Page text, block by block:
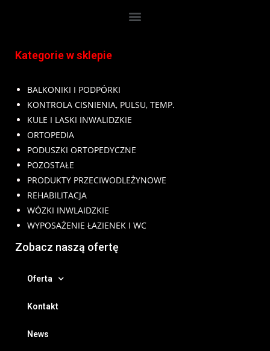
Kategorie w sklepie
BALKONIKI I PODPÓRKI
KONTROLA CISNIENIA, PULSU, TEMP.
KULE I LASKI INWALIDZKIE
ORTOPEDIA
PODUSZKI ORTOPEDYCZNE
POZOSTAŁE
PRODUKTY PRZECIWODLEŻYNOWE
REHABILITACJA
WÓZKI INWLAIDZKIE
WYPOSAŻENIE ŁAZIENEK I WC
Zobacz naszą ofertę
Oferta
Kontakt
News